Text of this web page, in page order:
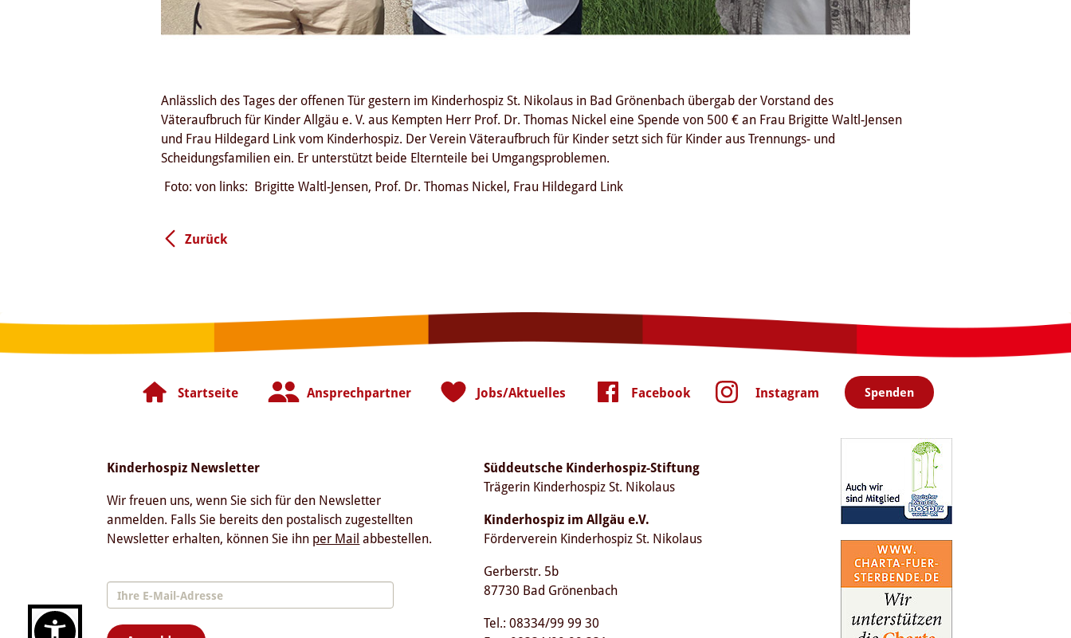
Anlässlich des Tages der offenen Tür gestern im Kinderhospiz St. Nikolaus in Bad Grönenbach übergab der Vorstand des
Väteraufbruch für Kinder Allgäu e. V. aus Kempten Herr Prof. Dr. Thomas Nickel eine Spende von 500 € an Frau Brigitte Waltl-Jensen
und Frau Hildegard Link vom Kinderhospiz. Der Verein Väteraufbruch für Kinder setzt sich für Kinder aus Trennungs- und
Scheidungsfamilien ein. Er unterstützt beide Elternteile bei Umgangsproblemen.
Foto: von links: Brigitte Waltl-Jensen, Prof. Dr. Thomas Nickel, Frau Hildegard Link
Zurück
Startseite Ansprechpartner Jobs/Aktuelles Facebook Instagram Spenden
Kinderhospiz Newsletter
Wir freuen uns, wenn Sie sich für den Newsletter
anmelden. Falls Sie bereits den postalisch zugestellten
Newsletter erhalten, können Sie ihn per Mail abbestellen.
Süddeutsche Kinderhospiz-Stiftung
Trägerin Kinderhospiz St. Nikolaus
Kinderhospiz im Allgäu e.V.
Förderverein Kinderhospiz St. Nikolaus
Gerberstr. 5b
87730 Bad Grönenbach
Tel.: 08334/99 99 30